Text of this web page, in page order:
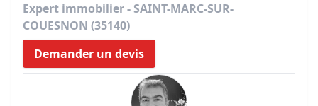
Expert immobilier - SAINT-MARC-SUR-
COUESNON (35140)
Demander un devis